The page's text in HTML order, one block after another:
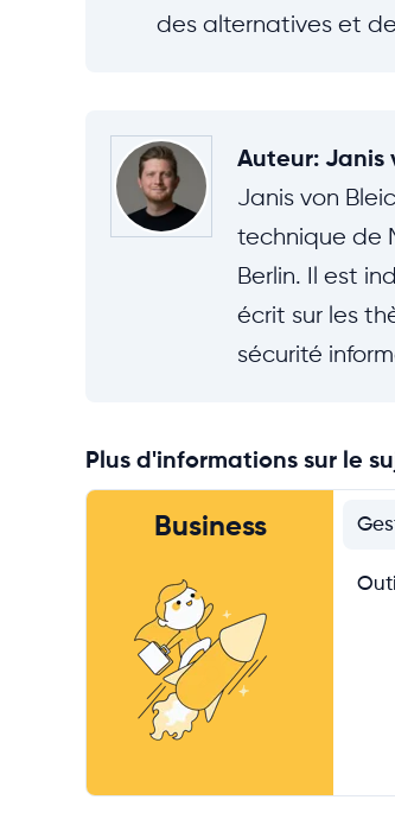
des alternatives et
Auteur: Janis
Janis von
technique de
Berlin. Il est
écrit sur les
sécurité
Plus d'informations sur le
Business